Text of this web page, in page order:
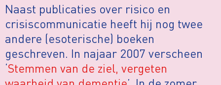
Naast publicaties over risico en
crisiscommunicatie heeft hij nog twee
andere (esoterische) boeken
geschreven. In najaar 2007 verscheen
‘Stemmen van de ziel, vergeten